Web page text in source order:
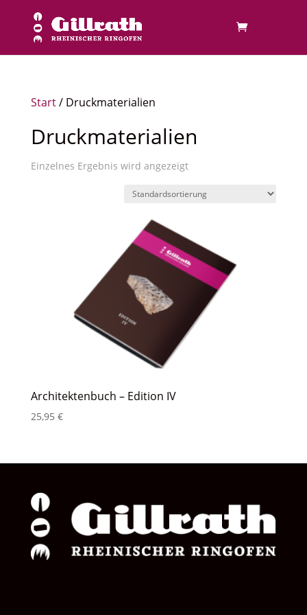
Start/ Druckmaterialien
Druckmaterialien
Einzelnes Ergebnis wird angezeigt
Architektenbuch – Edition IV
25,95 €